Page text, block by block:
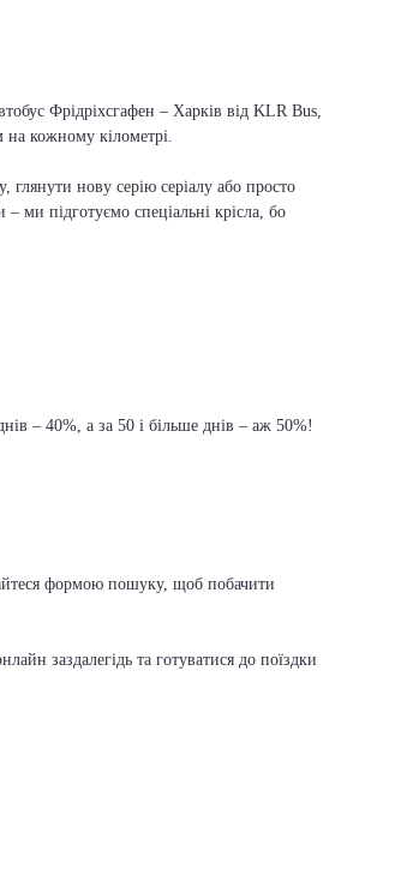
Фрідріхсгафен – Харків від KLR Bus,
на кожному кілометрі.
глянути нову серію серіалу або просто
ми підготуємо спеціальні крісла, бо
– 40%, а за 50 і більше днів – аж 50%!
формою пошуку, щоб побачити
заздалегідь та готуватися до поїздки